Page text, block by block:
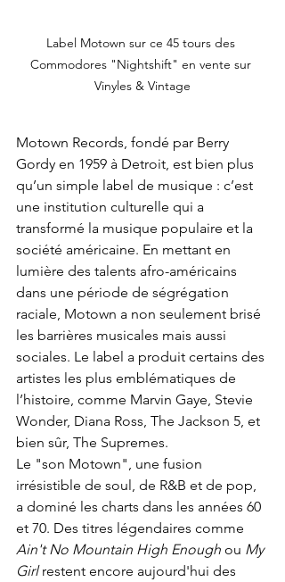
Label Motown sur ce 45 tours des
Commodores "Nightshift" en vente sur
Vinyles & Vintage
Motown Records, fondé par Berry
Gordy en 1959 à Detroit, est bien plus
qu’un simple label de musique : c’est
une institution culturelle qui a
transformé la musique populaire et la
société américaine. En mettant en
lumière des talents afro-américains
dans une période de ségrégation
raciale, Motown a non seulement brisé
les barrières musicales mais aussi
sociales. Le label a produit certains des
artistes les plus emblématiques de
l’histoire, comme Marvin Gaye, Stevie
Wonder, Diana Ross, The Jackson 5, et
bien sûr, The Supremes.
Le "son Motown", une fusion
irrésistible de soul, de R&B et de pop,
a dominé les charts dans les années 60
et 70. Des titres légendaires comme
Ain't No Mountain High Enough ou My
Girl restent encore aujourd'hui des